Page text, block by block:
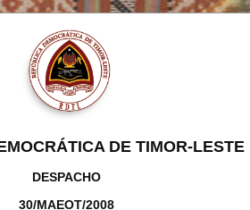
DE TIMOR-LESTE
DESPACHO
30/MAEOT/2008